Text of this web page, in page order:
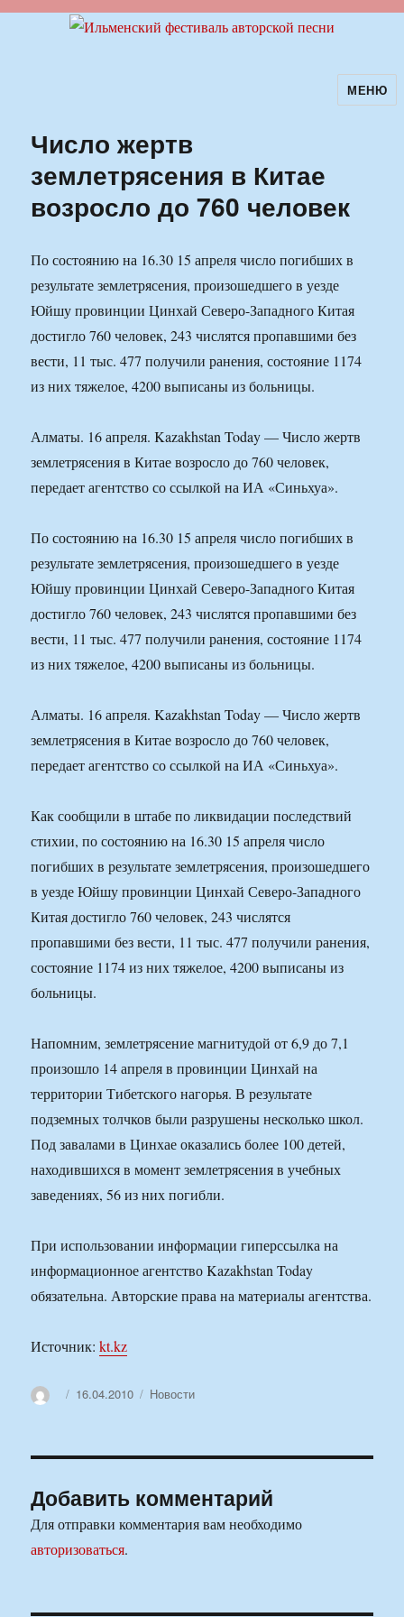
Ильменский фестиваль авторскойМЕНЮ
Число жертв
землетрясения в Китае
возросло до 760 человек
По состоянию на 16.30 15 апреля число погибших в
результате землетрясения, произошедшего в уезде
Юйшу провинции Цинхай Северо-Западного Китая
достигло 760 человек, 243 числятся пропавшими без
вести, 11 тыс. 477 получили ранения, состояние 1174
из них тяжелое, 4200 выписаны из больницы.
Алматы. 16 апреля. Kazakhstan Today — Число жертв
землетрясения в Китае возросло до 760 человек,
передает агентство со ссылкой на ИА «Синьхуа».
По состоянию на 16.30 15 апреля число погибших в
результате землетрясения, произошедшего в уезде
Юйшу провинции Цинхай Северо-Западного Китая
достигло 760 человек, 243 числятся пропавшими без
вести, 11 тыс. 477 получили ранения, состояние 1174
из них тяжелое, 4200 выписаны из больницы.
Алматы. 16 апреля. Kazakhstan Today — Число жертв
землетрясения в Китае возросло до 760 человек,
передает агентство со ссылкой на ИА «Синьхуа».
Как сообщили в штабе по ликвидации последствий
стихии, по состоянию на 16.30 15 апреля число
погибших в результате землетрясения, произошедшего
в уезде Юйшу провинции Цинхай Северо-Западного
Китая достигло 760 человек, 243 числятся
пропавшими без вести, 11 тыс. 477 получили ранения,
состояние 1174 из них тяжелое, 4200 выписаны из
больницы.
Напомним, землетрясение магнитудой от 6,9 до 7,1
произошло 14 апреля в провинции Цинхай на
территории Тибетского нагорья. В результате
подземных толчков были разрушены несколько школ.
Под завалами в Цинхае оказались более 100 детей,
находившихся в момент землетрясения в учебных
заведениях, 56 из них погибли.
При использовании информации гиперссылка на
информационное агентство Kazakhstan Today
обязательна. Авторские права на материалы агентства.
Источник:kt.kz
АвторОпубликовано
16.04.2010 Рубрики
Новости
Добавить комментарий
Для отправки комментария вам необходимо
авторизоваться.